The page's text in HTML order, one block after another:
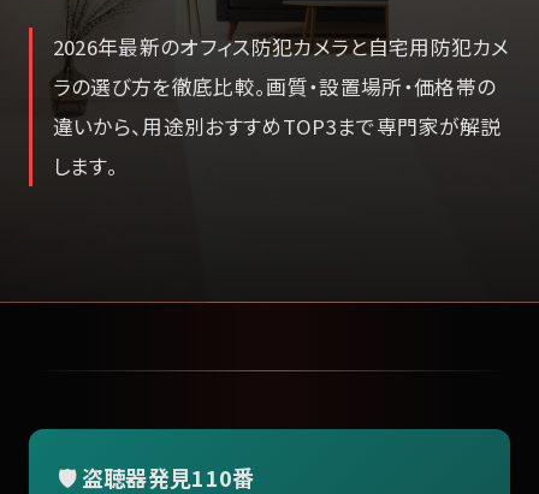
2026年最新のオフィス防犯カメラと自宅用防犯カメ
ラの選び方を徹底比較。画質・設置場所・価格帯の
違いから、用途別おすすめTOP3まで専門家が解説
します。
🛡️ 盗聴器発見110番